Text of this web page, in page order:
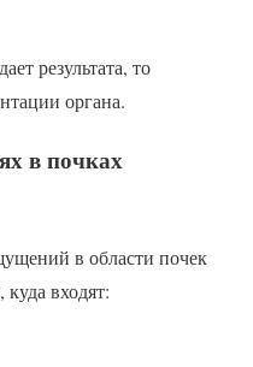
результата, то
органа.
в почках
в области почек
входят: